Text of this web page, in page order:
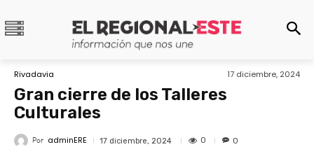
Rivadavia 17 diciembre, 2024
Gran cierre de los Talleres
Culturales
Por adminERE 17 diciembre, 2024 0 0